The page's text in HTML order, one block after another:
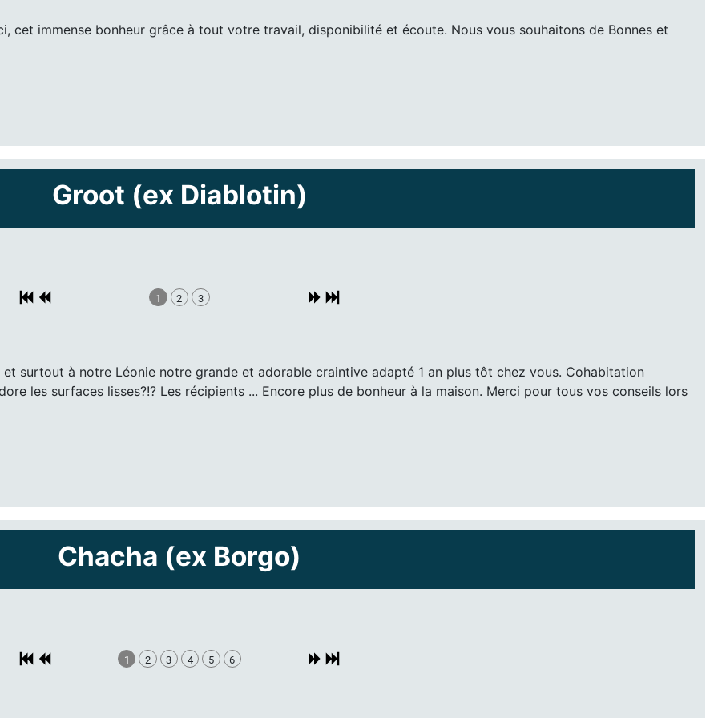
cet immense bonheur grâce à tout votre travail, disponibilité et écoute. Nous vous souhaitons de Bonnes et
Groot (ex Diablotin)
1 2 3
surtout à notre Léonie notre grande et adorable craintive adapté 1 an plus tôt chez vous. Cohabitation
les surfaces lisses?!? Les récipients ... Encore plus de bonheur à la maison. Merci pour tous vos conseils lors
Chacha (ex Borgo)
1 2 3 4 5 6